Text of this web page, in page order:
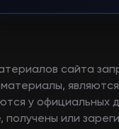
сайта
у официальных
или